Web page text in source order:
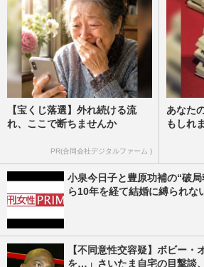
【宝くじ落選】外れ続ける流
れ、ここで断ちませんか
PR(合同会社デジタルファーム )
あなた
もしれ
小泉今日子と豊原功補の“破
ら10年を経て結婚に縛られな
【不同意性交容疑】ボビー・
を…」さいたま自宅の目撃談